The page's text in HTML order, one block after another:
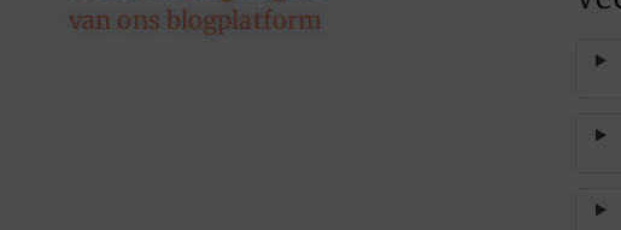
van ons blogplatform